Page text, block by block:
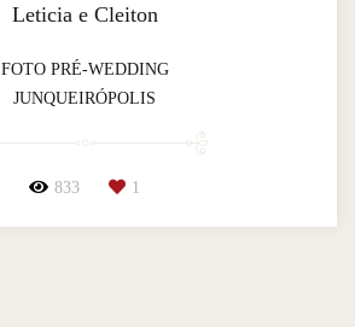
Leticia e Cleiton
FOTO PRÉ-WEDDING
JUNQUEIRÓPOLIS
833 1